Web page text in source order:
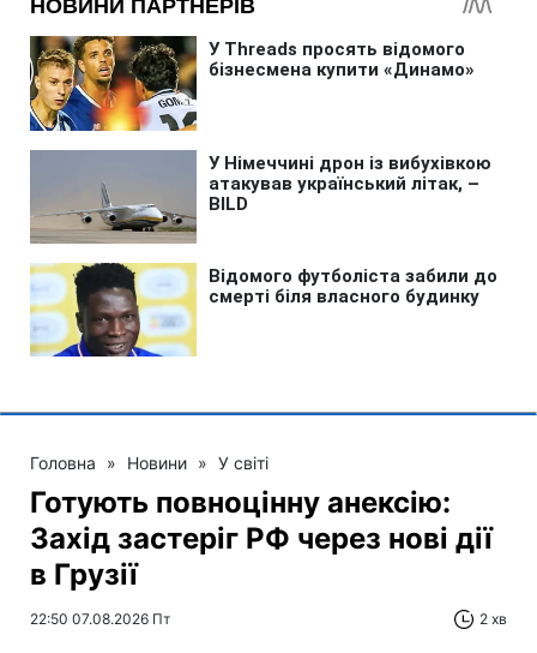
Головна » Новини » У світі
Готують повноцінну анексію:
Захід застеріг РФ через нові дії
в Грузії
22:50 07.08.2026 Пт 2 хв